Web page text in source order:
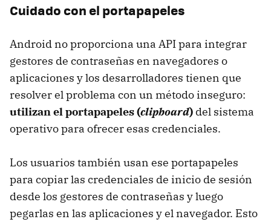
Cuidado con el portapapeles
Android no proporciona una API para integrar
gestores de contraseñas en navegadores o
aplicaciones y los desarrolladores tienen que
resolver el problema con un método inseguro:
utilizan el portapapeles (clipboard) del sistema
operativo para ofrecer esas credenciales.
Los usuarios también usan ese portapapeles
para copiar las credenciales de inicio de sesión
desde los gestores de contraseñas y luego
pegarlas en las aplicaciones y el navegador. Esto